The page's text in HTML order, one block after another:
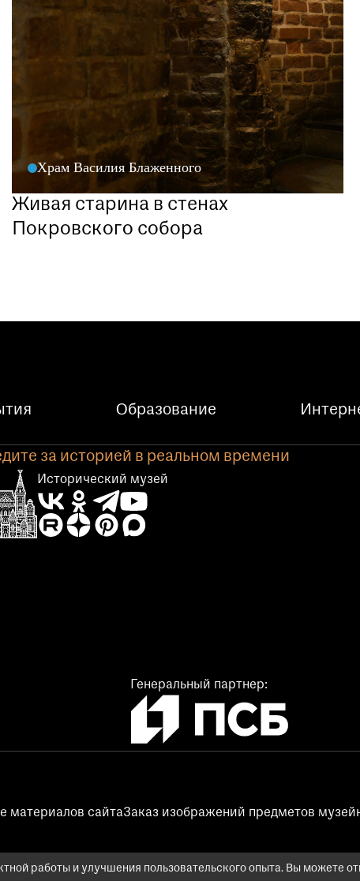
Храм Василия Блаженного
Живая старина в стенах
Покровского собора
Образование
за историей в реальном времени
Исторический музей
Генеральный партнер:
материалов сайтаЗаказ изображений предметов
работы и улучшения пользовательского опыта. Вы можете